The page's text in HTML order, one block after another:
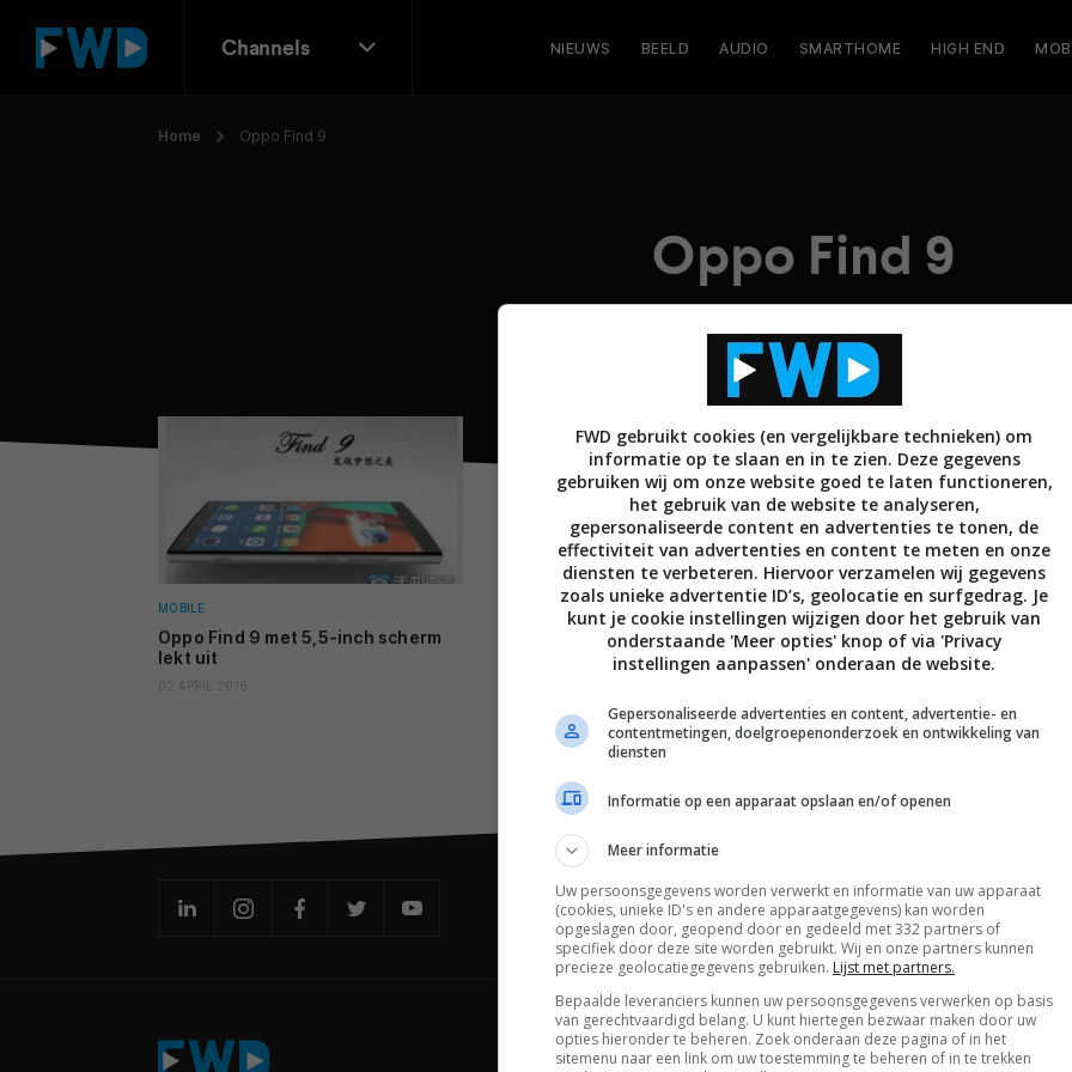
Channels NIEUWS BEELD AUDIO SMARTHOME HIGH END
Home Oppo Find 9
Oppo Find 9
MOBILE
Oppo Find 9 met 5,5-inch scherm
lekt uit
02 APRIL 2016
De laatste updates in je mailbox
Channels
FWD gebruikt cookies (en vergelijkbare technieken) om
informatie op te slaan en in te zien. Deze gegevens
gebruiken wij om onze website goed te laten functioneren,
het gebruik van de website te analyseren,
gepersonaliseerde content en advertenties te tonen, de
effectiviteit van advertenties en content te meten en onze
diensten te verbeteren. Hiervoor verzamelen wij gegevens
zoals unieke advertentie ID’s, geolocatie en surfgedrag. Je
kunt je cookie instellingen wijzigen door het gebruik van
onderstaande 'Meer opties' knop of via 'Privacy
instellingen aanpassen' onderaan de website.
Gepersonaliseerde advertenties en content, advertentie- en
contentmetingen, doelgroepenonderzoek en ontwikkeling van
diensten
Informatie op een apparaat opslaan en/of openen
Meer informatie
Uw persoonsgegevens worden verwerkt en informatie van uw apparaat
(cookies, unieke ID's en andere apparaatgegevens) kan worden
opgeslagen door, geopend door en gedeeld met 332 partners of
specifiek door deze site worden gebruikt. Wij en onze partners kunnen
precieze geolocatiegegevens gebruiken. Lijst met partners.
Bepaalde leveranciers kunnen uw persoonsgegevens verwerken op basis
van gerechtvaardigd belang. U kunt hiertegen bezwaar maken door uw
opties hieronder te beheren. Zoek onderaan deze pagina of in het
sitemenu naar een link om uw toestemming te beheren of in te trekken